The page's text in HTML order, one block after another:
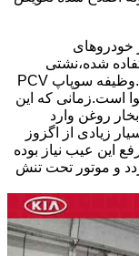
در موتور های تتا ۲ که در خودروهای
شده،نشتی
سوپاپ PCV در درب سوپاپ این موتور است.وظیفه سوپاپ PCV
است.زمانی که این
روغن وارد
زیادی از اگزوز
این عیب نیاز بوده
و موتور تحت تنش